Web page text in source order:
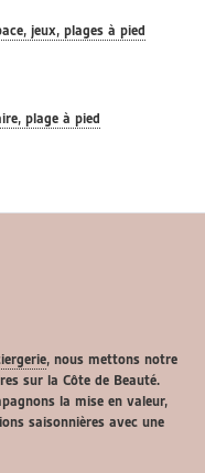
jeux, plages à pied
plage à pied
, nous mettons notre
sur la Côte de Beauté.
la mise en valeur,
saisonnières avec une